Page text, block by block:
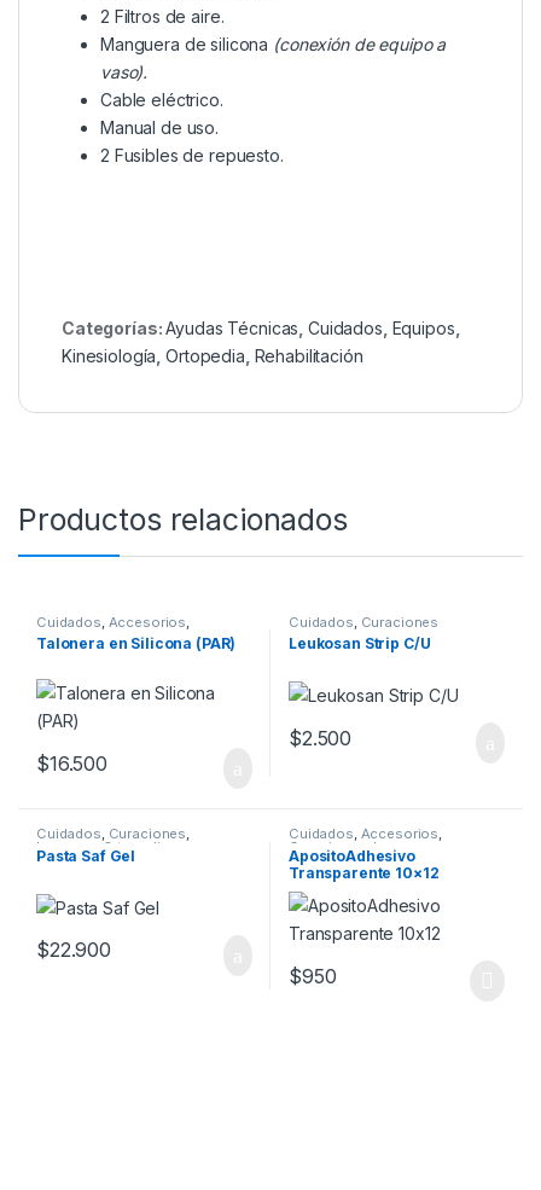
2 Filtros de aire.
Manguera de silicona (conexión de equipo a
vaso).
Cable eléctrico.
Manual de uso.
2 Fusibles de repuesto.
Categorías:Ayudas Técnicas Cuidados Equipos
Kinesiología ,Ortopedia Rehabilitación
Productos relacionados
Cuidados Accesorios
Ortopedia, Pies
Talonera en Silicona (PAR)
$16.500
Cuidados Curaciones
Leukosan Strip C/U
$2.500
Cuidados, Curaciones,
Insumos ,Ortopedia
Pasta Saf Gel
$22.900
Cuidados, Accesorios,
Curaciones, Insumos
Ortopedia
ApositoAdhesivo
Transparente 10×12
$950